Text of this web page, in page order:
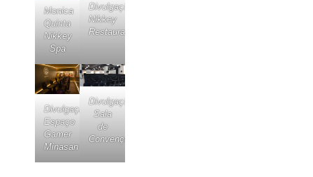
Monica
Quinta
Nikkey
Spa
Divulgação
Nikkey
Restaurante
Divulgação
Espaço
Gamer
Minasan
Divulgação
Sala
de
Convenções